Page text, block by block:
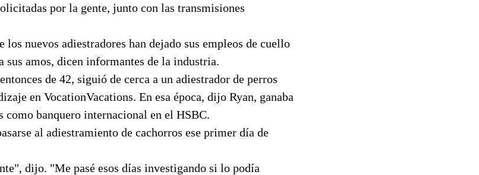
por la gente, junto con las transmisiones
los nuevos adiestradores han dejado sus empleos de cuello
sus amos, dicen informantes de la industria.
de 42, siguió de cerca a un adiestrador de perros
en VocationVacations. En esa época, dijo Ryan, ganaba
como banquero internacional en el HSBC.
al adiestramiento de cachorros ese primer día de
dijo. "Me pasé esos días investigando si lo podía